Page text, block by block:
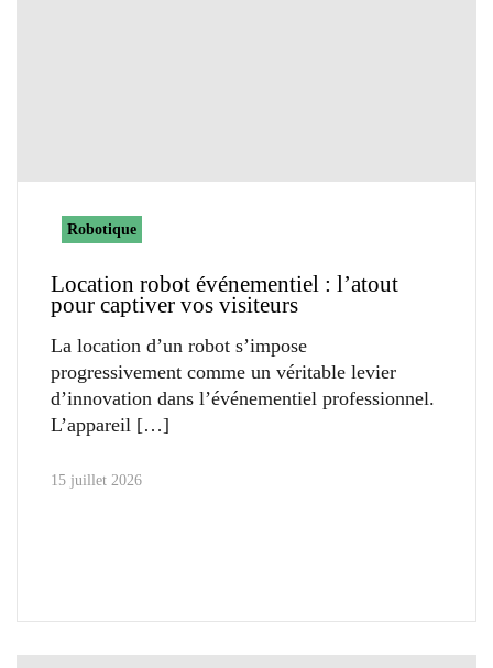
Robotique
Location robot événementiel : l’atout
pour captiver vos visiteurs
La location d’un robot s’impose
progressivement comme un véritable levier
d’innovation dans l’événementiel professionnel.
L’appareil
15 juillet 2026